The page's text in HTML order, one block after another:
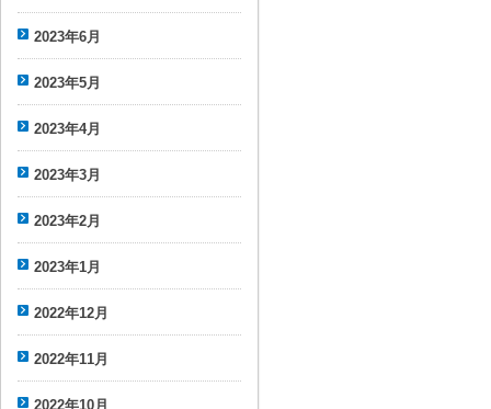
2023年6月
2023年5月
2023年4月
2023年3月
2023年2月
2023年1月
2022年12月
2022年11月
2022年10月